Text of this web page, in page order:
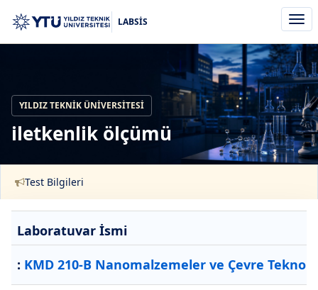
aç/
LABSİS
YILDIZ TEKNIK ÜNIVERSITESI
iletkenlik ölçümü
Test Bilgileri
Laboratuvar İsmi
: KMD 210-B Nanomalzemeler ve Çevre